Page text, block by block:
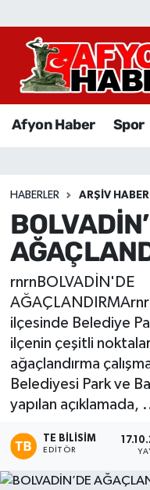
Afyon Haber Spor
HABERLER ARŞIV HABER
rnrnBOLVADİN'DE
ilçesinde Belediye
ilçenin çeşitli
ağaçlandırma
Belediyesi Park ve
yapılan açıklamada,
TE BILISIM
EDITÖR
Afyon Haber
Sağlık
Eğitim
Sivil Toplum
Ekonomi
Magazin